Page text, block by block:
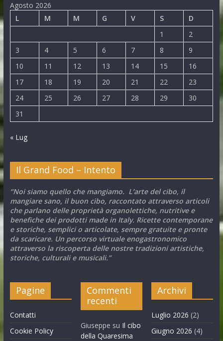
Agosto 2026
L
M M G V S
D
1
2
3
4 5 6 7 8
9
10
11 12 13 14 15
16
17
18 19 20 21 22
23
24
25 26 27 28 29
30
31
« Lug
Il Grand Food – Intento
“Noi siamo quello che mangiamo. L’arte del cibo, il
mangiare sano, il buon cibo, raccontato attraverso articoli
che parlano delle proprietà organolettiche, nutritive e
benefiche dei prodotti made in Italy. Ricette contemporane
e storiche, semplici o articolate, sempre gratuite e pronte
da scaricare. Un percorso virtuale enogastronomico
attraverso la riscoperta delle nostre tradizioni artistiche,
storiche, culturali e musicali.”
Pagine
Contatti
Cookie Policy
Commenti
recenti
Giuseppe su Il cibo
della Quaresima
Archivi
Luglio 2026 (2)
Giugno 2026 (4)